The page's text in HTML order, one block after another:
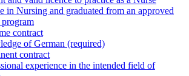
in Nursing and graduated from an approved
contract
of German (required)
contract
experience in the intended field of